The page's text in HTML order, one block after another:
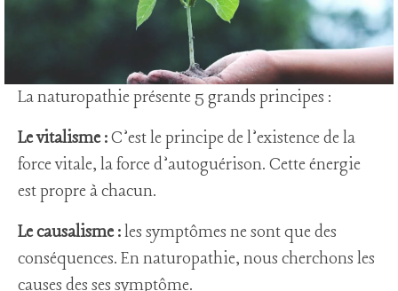
La naturopathie présente 5 grands principes :
Le vitalisme :C’est le principe de l’existence de la
force vitale, la force d’autoguérison. Cette énergie
est propre à chacun.
Lecausalisme :les symptômes ne sont que des
conséquences. En naturopathie, nous cherchons les
causes des ses symptôme.